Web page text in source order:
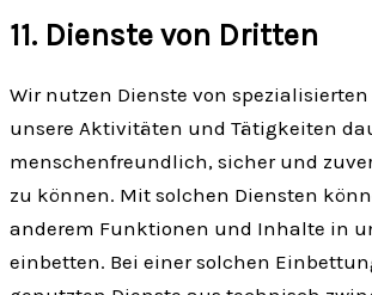
11. Dienste von Dritten
Wir nutzen Dienste von
unsere Aktivitäten und Tätigkeiten
menschen­freundlich, sicher und
zu können. Mit solchen Diensten
anderem Funktionen und Inhalte in
einbetten. Bei einer solchen